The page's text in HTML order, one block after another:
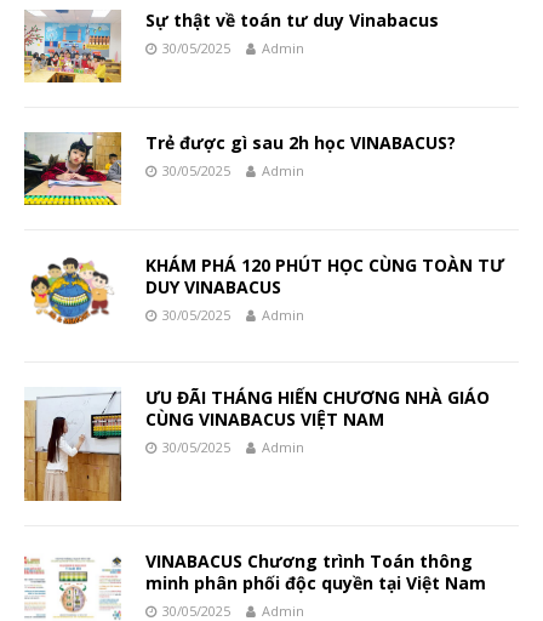
Sự thật về toán tư duy Vinabacus
30/05/2025 Admin
Trẻ được gì sau 2h học VINABACUS?
30/05/2025 Admin
KHÁM PHÁ 120 PHÚT HỌC CÙNG TOÀN TƯ
DUY VINABACUS
30/05/2025 Admin
ƯU ĐÃI THÁNG HIẾN CHƯƠNG NHÀ GIÁO
CÙNG VINABACUS VIỆT NAM
30/05/2025 Admin
VINABACUS Chương trình Toán thông
minh phân phối độc quyền tại Việt Nam
30/05/2025 Admin